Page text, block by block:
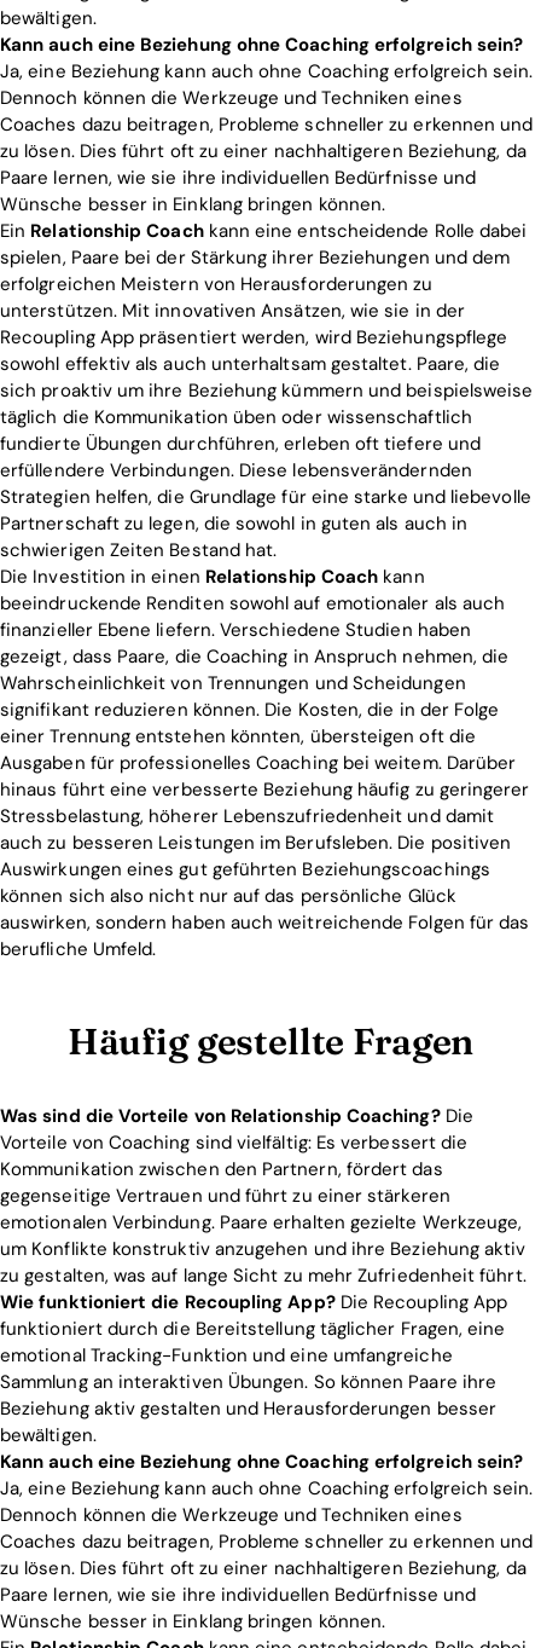
bewältigen.
Kann auch eine Beziehung ohne Coaching erfolgreich sein?
Ja, eine Beziehung kann auch ohne Coaching erfolgreich sein.
Dennoch können die Werkzeuge und Techniken eines
Coaches dazu beitragen, Probleme schneller zu erkennen und
zu lösen. Dies führt oft zu einer nachhaltigeren Beziehung, da
Paare lernen, wie sie ihre individuellen Bedürfnisse und
Wünsche besser in Einklang bringen können.
Ein Relationship Coachkann eine entscheidende Rolle dabei
spielen, Paare bei der Stärkung ihrer Beziehungen und dem
erfolgreichen Meistern von Herausforderungen zu
unterstützen. Mit innovativen Ansätzen, wie sie in der
Recoupling App präsentiert werden, wird Beziehungspflege
sowohl effektiv als auch unterhaltsam gestaltet. Paare, die
sich proaktiv um ihre Beziehung kümmern und beispielsweise
täglich die Kommunikation üben oder wissenschaftlich
fundierte Übungen durchführen, erleben oft tiefere und
erfüllendere Verbindungen. Diese lebensverändernden
Strategien helfen, die Grundlage für eine starke und liebevolle
Partnerschaft zu legen, die sowohl in guten als auch in
schwierigen Zeiten Bestand hat.
Die Investition in einen Relationship Coach kann
beeindruckende Renditen sowohl auf emotionaler als auch
finanzieller Ebene liefern. Verschiedene Studien haben
gezeigt, dass Paare, die Coaching in Anspruch nehmen, die
Wahrscheinlichkeit von Trennungen und Scheidungen
signifikant reduzieren können. Die Kosten, die in der Folge
einer Trennung entstehen könnten, übersteigen oft die
Ausgaben für professionelles Coaching bei weitem. Darüber
hinaus führt eine verbesserte Beziehung häufig zu geringerer
Stressbelastung, höherer Lebenszufriedenheit und damit
auch zu besseren Leistungen im Berufsleben. Die positiven
Auswirkungen eines gut geführten Beziehungscoachings
können sich also nicht nur auf das persönliche Glück
auswirken, sondern haben auch weitreichende Folgen für das
berufliche Umfeld.
Häufig gestellte Fragen
Was sind die Vorteile von Relationship Coaching?Die
Vorteile von Coaching sind vielfältig: Es verbessert die
Kommunikation zwischen den Partnern, fördert das
gegenseitige Vertrauen und führt zu einer stärkeren
emotionalen Verbindung. Paare erhalten gezielte Werkzeuge,
um Konflikte konstruktiv anzugehen und ihre Beziehung aktiv
zu gestalten, was auf lange Sicht zu mehr Zufriedenheit führt.
Wie funktioniert die Recoupling App?Die Recoupling App
funktioniert durch die Bereitstellung täglicher Fragen, eine
emotional Tracking-Funktion und eine umfangreiche
Sammlung an interaktiven Übungen. So können Paare ihre
Beziehung aktiv gestalten und Herausforderungen besser
bewältigen.
Kann auch eine Beziehung ohne Coaching erfolgreich sein?
Ja, eine Beziehung kann auch ohne Coaching erfolgreich sein.
Dennoch können die Werkzeuge und Techniken eines
Coaches dazu beitragen, Probleme schneller zu erkennen und
zu lösen. Dies führt oft zu einer nachhaltigeren Beziehung, da
Paare lernen, wie sie ihre individuellen Bedürfnisse und
Wünsche besser in Einklang bringen können.